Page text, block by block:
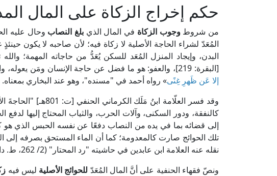
حكم إخراج الزكاة على المال
من شروطوجوب الزكاة في المال الذيبلغ النصاب وحال عليه
المُعَدّ لشراء الحاجة الأصلية لا زكاة فيه؛ لأن صاحبه لا يكون
البدن، وإيجاد المنزل المُعَد للسكن يُعَدُّ من حاجاته المهمة؛
[البقرة: 219]، والعفو: هو ما فضل عن حاجة الإنسان ومَن يعوله، والنبي صلى الله عليه وآله وسلم يقول: «
إلا عَن ظَهرِ غِنًى» رواه أحمد في "مسنده"، وهو عند البخاري بمعناه.
وقد فسر العلّامة ابنُ
كالنفقة، ودور السكنى، وآلات الحرب، والثياب المحتاج إليها لدفع
إلى قضائه بما في يده من النصاب دفعًا عن نفسه الحبس الذي هو
تلك الحوائج صارت كالمعدومة؛ كما أن الماء المستحق بصرفه إلى
نقله عنه العلامة ابن عابدين في حاشيته "رد المحتار" (2/ 262، ط. دار الفكر).
ونصّ فقهاء الحنفية على أنَّ المال المُعَدّ للحوائج الأصلية ليس فيه